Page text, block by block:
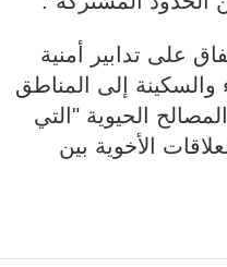
على تدابير أمنية
إلى المناطق
الحيوية "التي
الأخوية بين